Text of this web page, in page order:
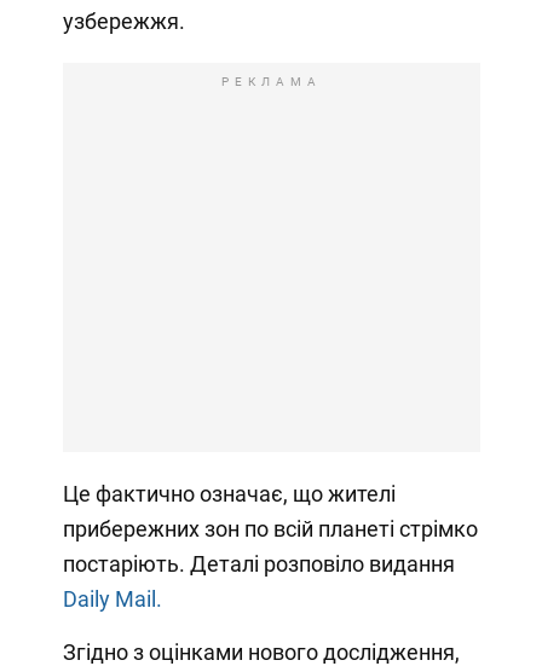
узбережжя.
РЕКЛАМА
Це фактично означає, що жителі
прибережних зон по всій планеті стрімко
постаріють. Деталі розповіло видання
Daily Mail.
Згідно з оцінками нового дослідження,